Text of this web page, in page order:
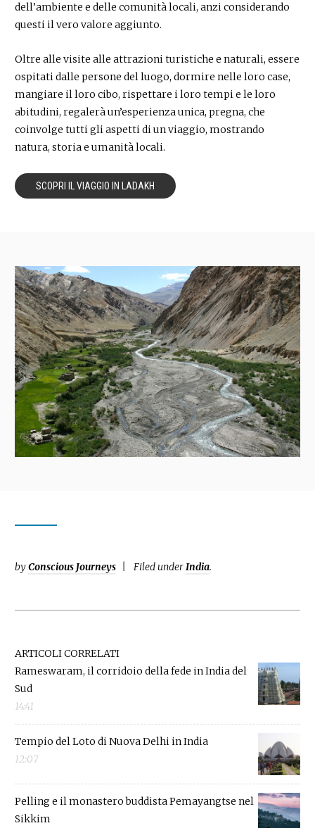
dell’ambiente e delle comunità locali, anzi considerando
questi il vero valore aggiunto.
Oltre alle visite alle attrazioni turistiche e naturali, essere
ospitati dalle persone del luogo, dormire nelle loro case,
mangiare il loro cibo, rispettare i loro tempi e le loro
abitudini, regalerà un’esperienza unica, pregna, che
coinvolge tutti gli aspetti di un viaggio, mostrando
natura, storia e umanità locali.
SCOPRI IL VIAGGIO IN LADAKH
byConscious Journeys Filed underIndia.
ARTICOLI CORRELATI
Rameswaram, il corridoio della fede in India del
Sud
14:41
Tempio del Loto di Nuova Delhi in India
12:07
Pelling e il monastero buddista Pemayangtse nel
Sikkim